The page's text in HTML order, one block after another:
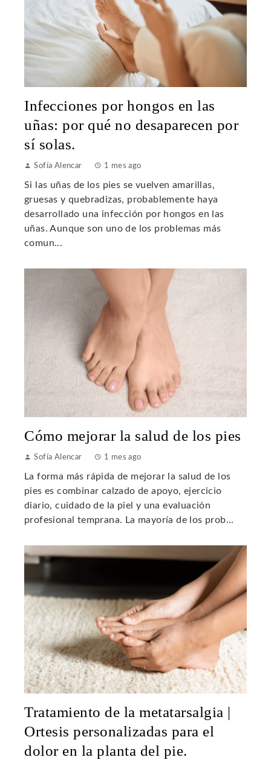
Infecciones por hongos en las
uñas: por qué no desaparecen por
sí solas.
Sofía Alencar 1 mes ago
Si las uñas de los pies se vuelven amarillas,
gruesas y quebradizas, probablemente haya
desarrollado una infección por hongos en las
uñas. Aunque son uno de los problemas más
comun...
Cómo mejorar la salud de los pies
Sofía Alencar 1 mes ago
La forma más rápida de mejorar la salud de los
pies es combinar calzado de apoyo, ejercicio
diario, cuidado de la piel y una evaluación
profesional temprana. La mayoría de los prob...
Tratamiento de la metatarsalgia |
Ortesis personalizadas para el
dolor en la planta del pie.